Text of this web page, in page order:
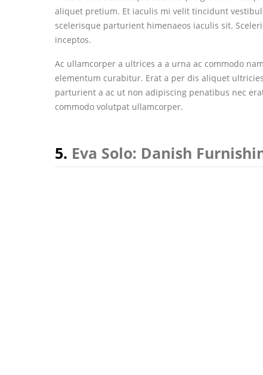
aliquet pretium. Et iaculis mi velit tincidunt
scelerisque parturient himenaeos iaculis sit.
inceptos.
Ac ullamcorper a ultrices a a urna ac commodo
elementum curabitur. Erat a per dis aliquet
parturient a ac ut non adipiscing penatibus nec
commodo volutpat ullamcorper.
5. Eva Solo: Danish